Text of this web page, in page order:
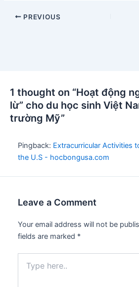
Post
PREVIOUS
1 thought on “Hoạt động
lừ” cho du học sinh Việt
trường Mỹ”
Pingback: Extracurricular Activities
the U.S - hocbongusa.com
Leave a Comment
Your email address will not be
fields are marked *
here..